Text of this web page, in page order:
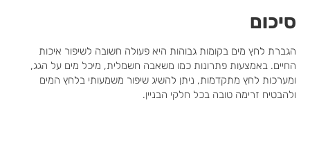
סיכום
הגברת לחץ מים בקומות גבוהות היא פעולה חשובה לשיפור איכות
החיים. באמצעות פתרונות כמו משאבה חשמלית, מיכל מים על הגג,
ומערכות לחץ מתקדמות, ניתן להשיג שיפור משמעותי בלחץ המים
ולהבטיח זרימה טובה בכל חלקי הבניין.